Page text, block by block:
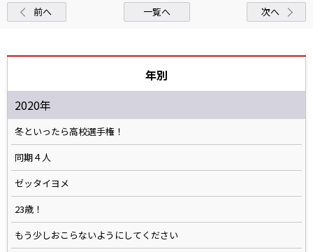
前へ 一覧へ 次へ
年別
2020年
冬といったら高校選手権！
同期４人
ゼッタイヨメ
23歳！
もう少しおこらないようにしてください